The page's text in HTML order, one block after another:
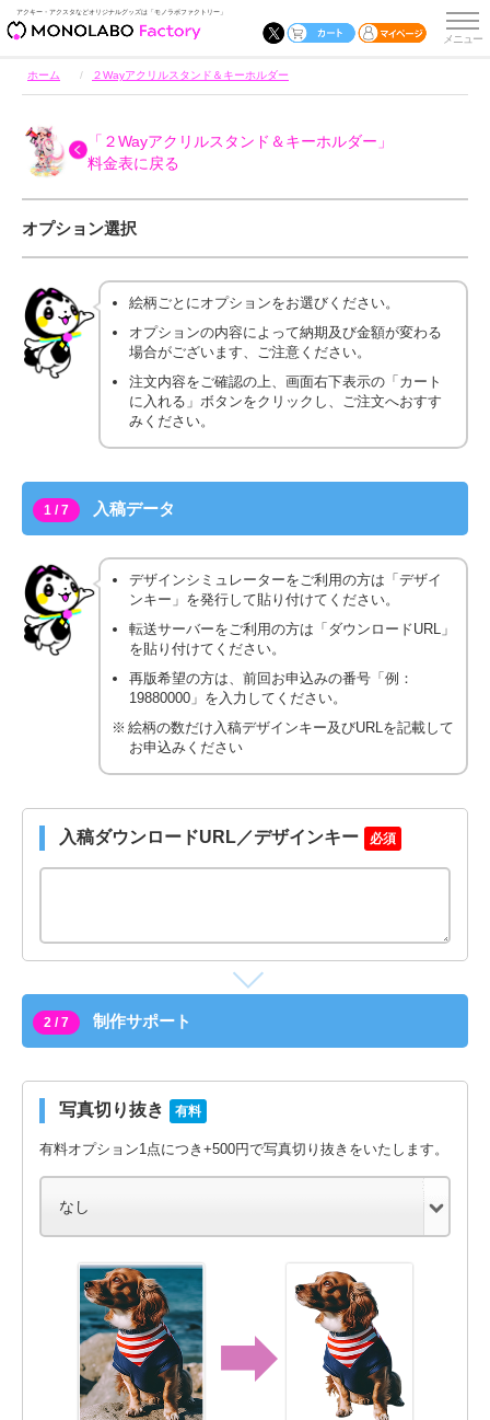
アクキー・アクスタなどオリジナルグッズは「モノラボファクトリー」
ホーム ２Wayアクリルスタンド＆キーホルダー
「２Wayアクリルスタンド＆キーホルダー」
料金表に戻る
オプション選択
絵柄ごとにオプションをお選びください。
オプションの内容によって納期及び金額が変わる
場合がございます、ご注意ください。
注文内容をご確認の上、画面右下表示の「カート
に入れる」ボタンをクリックし、ご注文へおすす
みください。
1 / 7 入稿データ
デザインシミュレーターをご利用の方は「デザイ
ンキー」を発行して貼り付けてください。
転送サーバーをご利用の方は「ダウンロードURL」
を貼り付けてください。
再版希望の方は、前回お申込みの番号「例：
19880000」を入力してください。
絵柄の数だけ入稿デザインキー及びURLを記載して
お申込みください
入稿ダウンロードURL／デザインキー 必須
2 / 7 制作サポート
写真切り抜き 有料
有料オプション1点につき+500円で写真切り抜きをいたします。